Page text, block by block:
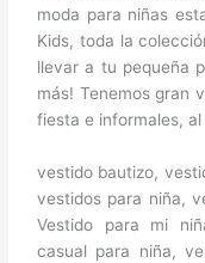
moda para niñas
Kids, toda la
llevar a tu pequeña
más! Tenemos gran
fiesta e informales, al
vestido bautizo,
vestidos para niña,
Vestido para mi
casual para niña,